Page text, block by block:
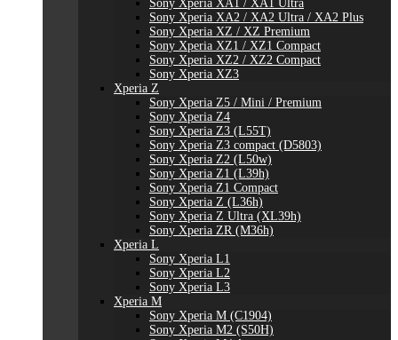
Sony Xperia XA1 / XA1 Ultra
Sony Xperia XA2 / XA2 Ultra / XA2 Plus
Sony Xperia XZ / XZ Premium
Sony Xperia XZ1 / XZ1 Compact
Sony Xperia XZ2 / XZ2 Compact
Sony Xperia XZ3
Xperia Z
Sony Xperia Z5 / Mini / Premium
Sony Xperia Z4
Sony Xperia Z3 (L55T)
Sony Xperia Z3 compact (D5803)
Sony Xperia Z2 (L50w)
Sony Xperia Z1 (L39h)
Sony Xperia Z1 Compact
Sony Xperia Z (L36h)
Sony Xperia Z Ultra (XL39h)
Sony Xperia ZR (M36h)
Xperia L
Sony Xperia L1
Sony Xperia L2
Sony Xperia L3
Xperia M
Sony Xperia M (C1904)
Sony Xperia M2 (S50H)